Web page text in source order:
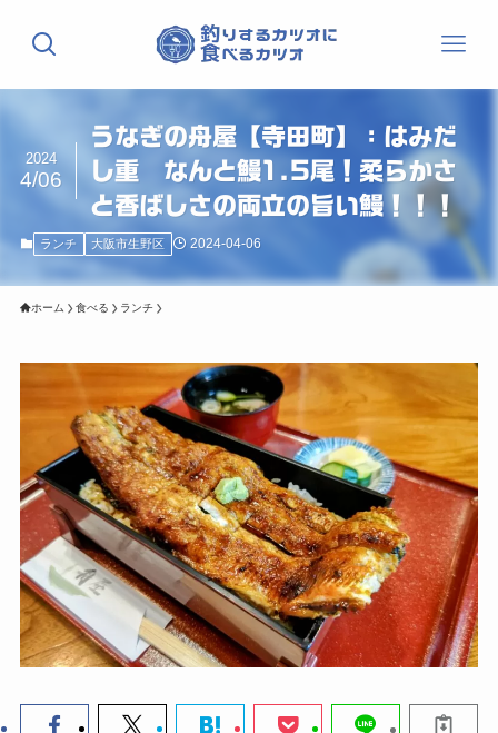
うなぎの舟屋【寺田町】：はみだ
し重 なんと鰻1.5尾！柔らかさ
と香ばしさの両立の旨い鰻！！！
2024
4/06
ランチ 大阪市生野区 2024-04-06
ホーム 食べる ランチ